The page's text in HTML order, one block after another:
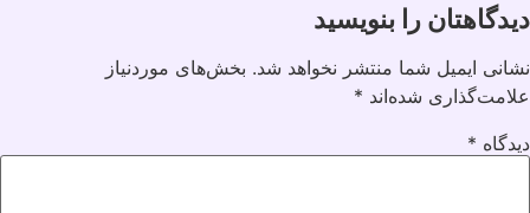
دیدگاهتان را بنویسید
نشانی ایمیل شما منتشر نخواهد شد. بخش‌های موردنیاز
علامت‌گذاری شده‌اند *
دیدگاه *